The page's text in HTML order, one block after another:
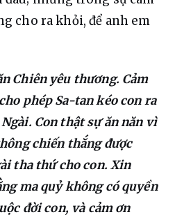
cho ra khỏi, để anh em
Chiên yêu thương. Cảm
phép Sa-tan kéo con ra
Con thật sự ăn năn vì
chiến thắng được
tha thứ cho con. Xin
ma quỷ không có quyền
đời con, và cảm ơn